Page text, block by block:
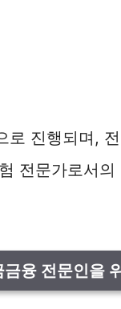
로 진행되며,
전문가로서
융 전문인을